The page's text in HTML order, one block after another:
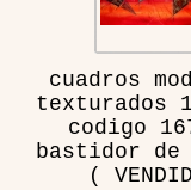
cuadros
texturados
codigo
bastidor de
(